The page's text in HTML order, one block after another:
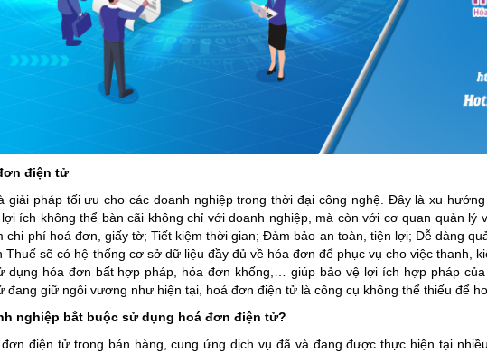
điện tử
giải pháp tối ưu cho các doanh nghiệp trong thời đại công nghệ. Đây là xu
ích không thể bàn cãi không chỉ với doanh nghiệp, mà còn với cơ quan quản lý
chi phí hoá đơn, giấy tờ; Tiết kiệm thời gian; Đảm bảo an toàn, tiện lợi; Dễ dàng
Thuế sẽ có hệ thống cơ sở dữ liệu đầy đủ về hóa đơn để phục vụ cho việc thanh,
dụng hóa đơn bất hợp pháp, hóa đơn khống,… giúp bảo vệ lợi ích hợp pháp
đang giữ ngôi vương như hiện tại, hoá đơn điện tử là công cụ không thể thiếu để
nghiệp bắt buộc sử dụng hoá đơn điện tử?
điện tử trong bán hàng, cung ứng dịch vụ đã và đang được thực hiện tại